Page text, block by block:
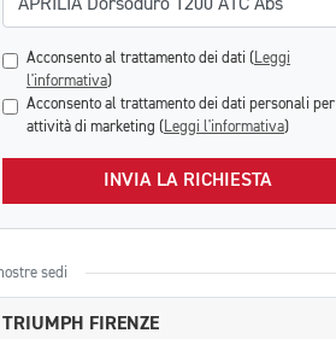
Acconsento al trattamento dei dati ( Leggi
l'informativa)
Acconsento al trattamento dei dati personali per
attività di marketing ( Leggi l'informativa)
INVIA LA RICHIESTA
sedi
TRIUMPH FIRENZE